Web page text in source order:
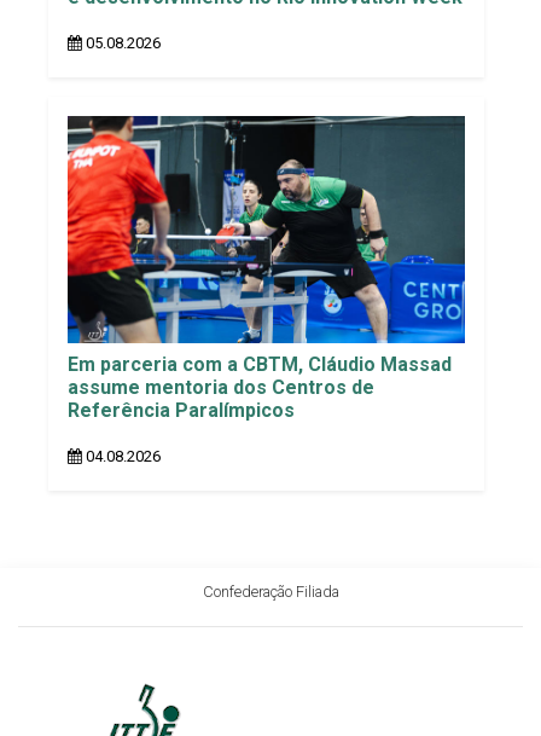
05.08.2026
Em parceria com a CBTM, Cláudio Massad
assume mentoria dos Centros de
Referência Paralímpicos
04.08.2026
Confederação Filiada